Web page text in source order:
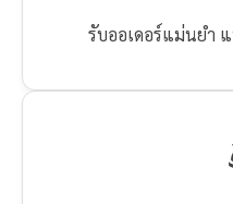
รับออเดอร์แม่นยำ